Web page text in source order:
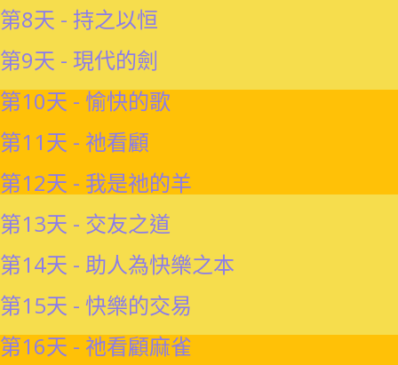
第8天 - 持之以恒
第9天 - 現代的劍
第10天 - 愉快的歌
第11天 - 祂看顧
第12天 - 我是祂的羊
第13天 - 交友之道
第14天 - 助人為快樂之本
第15天 - 快樂的交易
第16天 - 祂看顧麻雀